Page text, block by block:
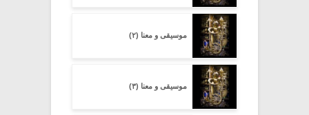
موسیقی و معنا (۲)
موسیقی و معنا (۳)